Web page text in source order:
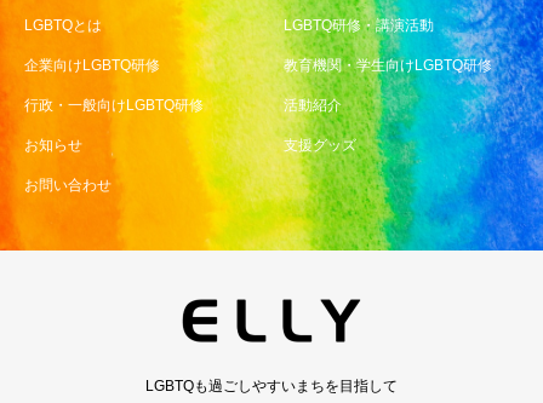
LGBTQとは LGBTQ研修・講演活動
企業向けLGBTQ研修 教育機関・学生向けLGBTQ研修
行政・一般向けLGBTQ研修 活動紹介
お知らせ 支援グッズ
お問い合わせ
LGBTQも過ごしやすいまちを目指して